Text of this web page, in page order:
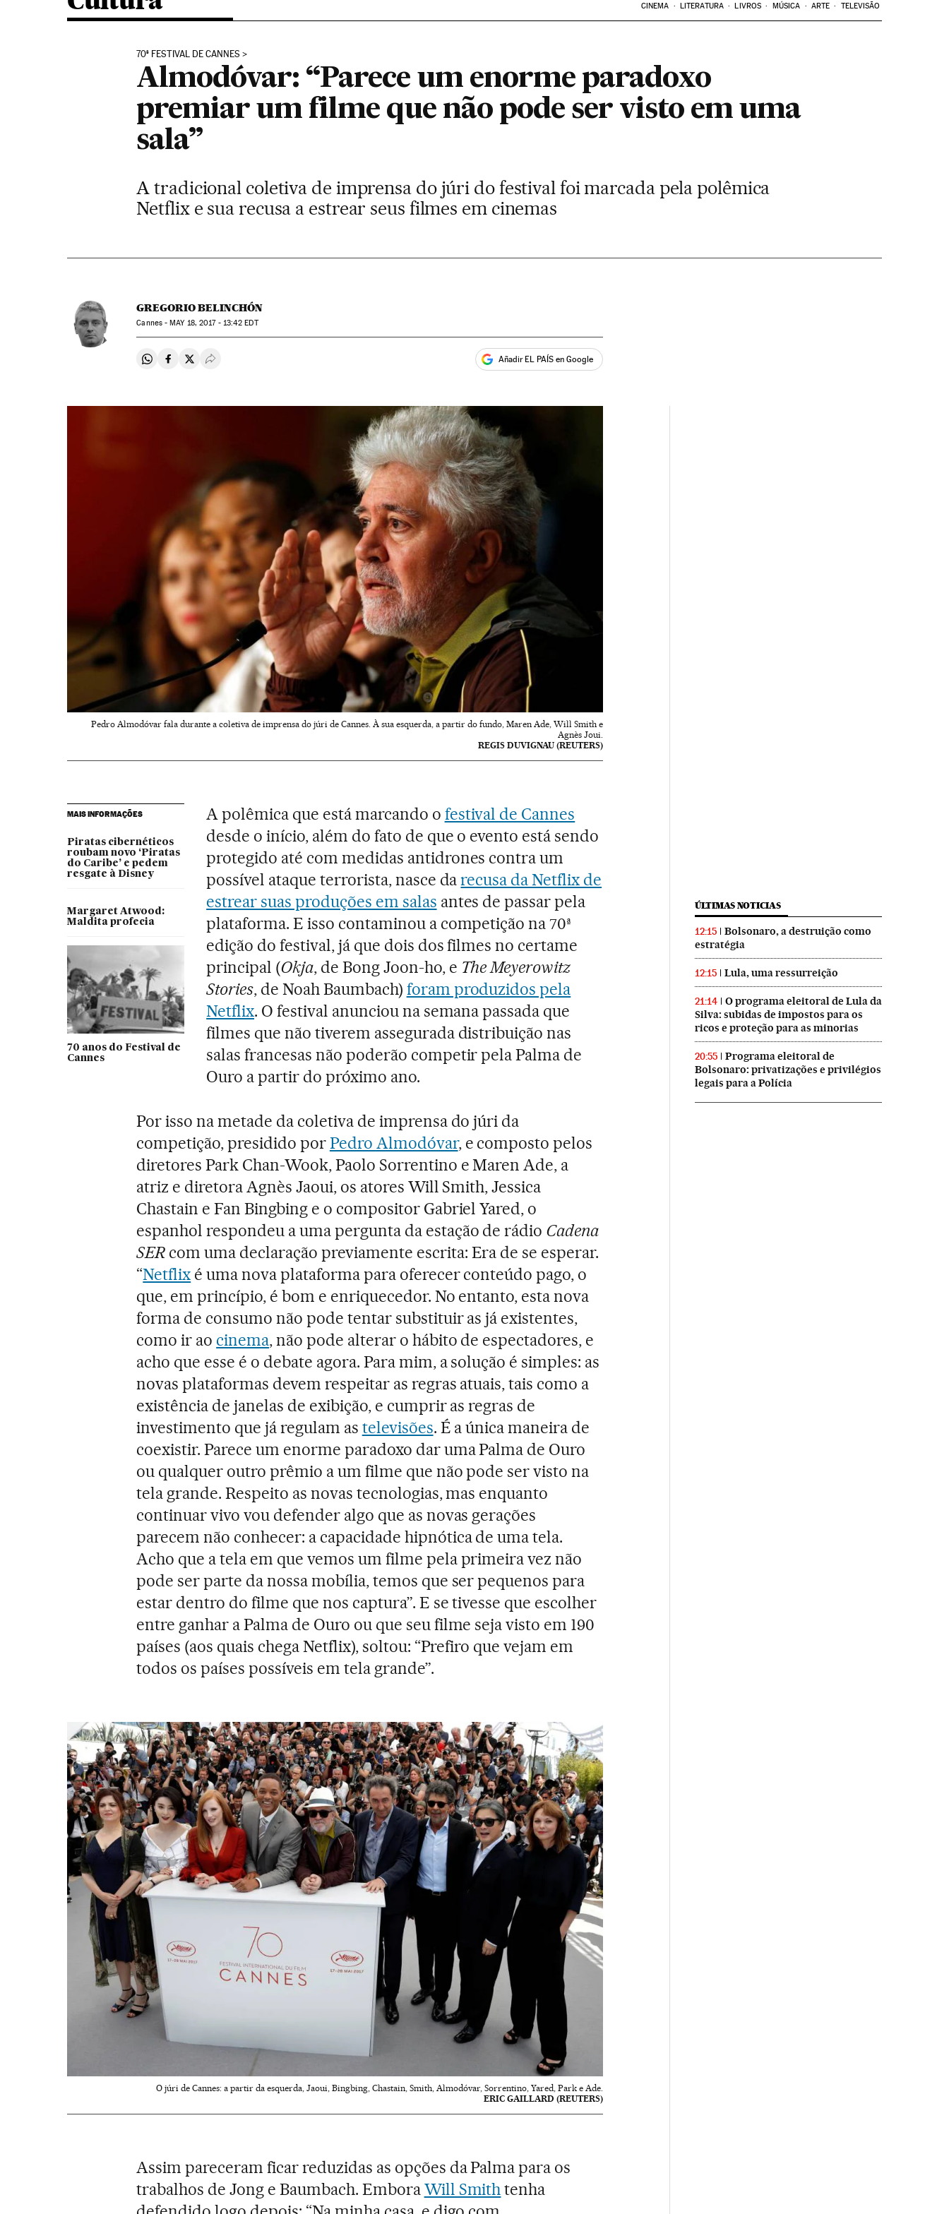
CINEMA LITERATURA LIVROS MÚSICA ARTE TELEVISÃO
70ª FESTIVAL DE CANNES
Almodóvar: “Parece um enorme paradoxo
premiar um filme que não pode ser visto em uma
sala”
A tradicional coletiva de imprensa do júri do festival foi marcada pela polêmica
Netflix e sua recusa a estrear seus filmes em cinemas
GREGORIO BELINCHÓN
Cannes -MAY18, 2017 - 13:42 EDT
Compartir en Whatsapp
Compartir en Facebook
Compartir en Twitter
Desplegar Redes Sociales Añadir EL PAÍS en Google
Pedro Almodóvar fala durante a coletiva de imprensa do júri de Cannes. À sua esquerda, a partir do fundo, Maren Ade, Will Smith e
Agnès Joui.
REGIS DUVIGNAU (REUTERS)
MAIS INFORMAÇÕES
Piratas cibernéticos
roubam novo ‘Piratas
do Caribe’ e pedem
resgate à Disney
Margaret Atwood:
Maldita profecia
70 anos do Festival de
Cannes
A polêmica que está marcando o festival de Cannes
desde o início, além do fato de que o evento está sendo
protegido até com medidas antidrones contra um
possível ataque terrorista, nasce darecusa da Netflix de
estrear suas produções em salas antes de passar pela
plataforma. E isso contaminou a competição na 70ª
edição do festival, já que dois dos filmes no certame
principal (Okja, de Bong Joon-ho, e The Meyerowitz
Stories, de Noah Baumbach) foram produzidos pela
Netflix. O festival anunciou na semana passada que
filmes que não tiverem assegurada distribuição nas
salas francesas não poderão competir pela Palma de
Ouro a partir do próximo ano.
Por isso na metade da coletiva de imprensa do júri da
competição, presidido porPedro Almodóvar, e composto pelos
diretores Park Chan-Wook, Paolo Sorrentino e Maren Ade, a
atriz e diretora Agnès Jaoui, os atores Will Smith, Jessica
Chastain e Fan Bingbing e o compositor Gabriel Yared, o
espanhol respondeu a uma pergunta da estação de rádio Cadena
SER com uma declaração previamente escrita: Era de se esperar.
“Netflix é uma nova plataforma para oferecer conteúdo pago, o
que, em princípio, é bom e enriquecedor. No entanto, esta nova
forma de consumo não pode tentar substituir as já existentes,
como ir ao cinema, não pode alterar o hábito de espectadores, e
acho que esse é o debate agora. Para mim, a solução é simples: as
novas plataformas devem respeitar as regras atuais, tais como a
existência de janelas de exibição, e cumprir as regras de
investimento que já regulam as televisões. É a única maneira de
coexistir. Parece um enorme paradoxo dar uma Palma de Ouro
ou qualquer outro prêmio a um filme que não pode ser visto na
tela grande. Respeito as novas tecnologias, mas enquanto
continuar vivo vou defender algo que as novas gerações
parecem não conhecer: a capacidade hipnótica de uma tela.
Acho que a tela em que vemos um filme pela primeira vez não
pode ser parte da nossa mobília, temos que ser pequenos para
estar dentro do filme que nos captura”. E se tivesse que escolher
entre ganhar a Palma de Ouro ou que seu filme seja visto em 190
países (aos quais chega Netflix), soltou: “Prefiro que vejam em
todos os países possíveis em tela grande”.
O júri de Cannes: a partir da esquerda, Jaoui, Bingbing, Chastain, Smith, Almodóvar, Sorrentino, Yared, Park e Ade.
ERIC GAILLARD (REUTERS)
Assim pareceram ficar reduzidas as opções da Palma para os
trabalhos de Jong e Baumbach. EmboraWill Smithtenha
ÚLTIMAS NOTICIAS
12:15
Bolsonaro, a destruição como
estratégia
12:15 Lula, uma ressurreição
21:14
O programa eleitoral de Lula da
Silva: subidas de impostos para os
ricos e proteção para as minorias
20:55
Programa eleitoral de
Bolsonaro: privatizações e privilégios
legais para a Polícia